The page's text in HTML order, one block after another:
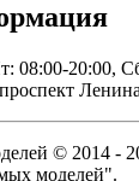
08:00-20:00,
© 2014 -
моделей".